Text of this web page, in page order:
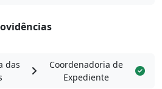
das
Coordenadoria de
Expediente